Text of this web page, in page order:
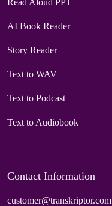
Read Aloud PPT
AI Book Reader
Story Reader
Text to WAV
Text to Podcast
Text to Audiobook
Contact Information
customer@transkriptor.com